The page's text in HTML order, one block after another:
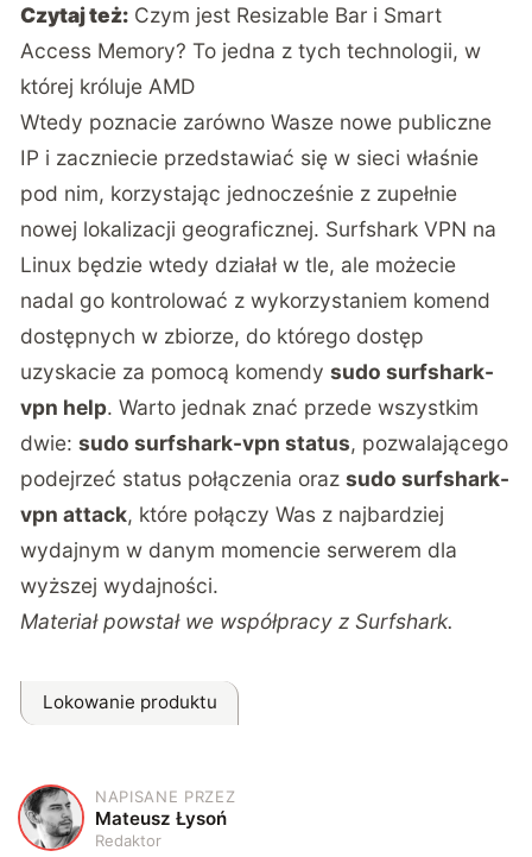
Czytaj też: Czym jest Resizable Bar i Smart
Access Memory? To jedna z tych technologii, w
której króluje AMD
Wtedy poznacie zarówno Wasze nowe publiczne
IP i zaczniecie przedstawiać się w sieci właśnie
pod nim, korzystając jednocześnie z zupełnie
nowej lokalizacji geograficznej. Surfshark VPN na
Linux będzie wtedy działał w tle, ale możecie
nadal go kontrolować z wykorzystaniem komend
dostępnych w zbiorze, do którego dostęp
uzyskacie za pomocą komendysudo surfshark-
vpn help. Warto jednak znać przede wszystkim
dwie:sudo surfshark-vpn status, pozwalającego
podejrzeć status połączenia orazsudo surfshark-
vpn attack, które połączy Was z najbardziej
wydajnym w danym momencie serwerem dla
wyższej wydajności.
Materiał powstał we współpracy z Surfshark.
Lokowanie produktu
M
NAPISANE PRZEZ
Mateusz Łysoń
Redaktor